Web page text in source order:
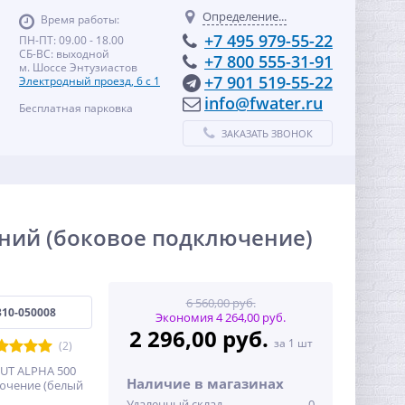
Время работы:
ПН-ПТ: 09.00 - 18.00
СБ-ВС: выходной
м. Шоссе Энтузиастов
Электродный проезд, 6 с 1
Бесплатная парковка
Определение...
+7 495 979-55-22
+7 800 555-31-91
+7 901 519-55-22
info@fwater.ru
ЗАКАЗАТЬ ЗВОНОК
(боковое подключение)
050008
(2)
ALPHA 500
(белый
6 560,00 руб.
Экономия 4 264,00 руб.
2 296,00 руб. за 1 шт
Наличие в магазинах